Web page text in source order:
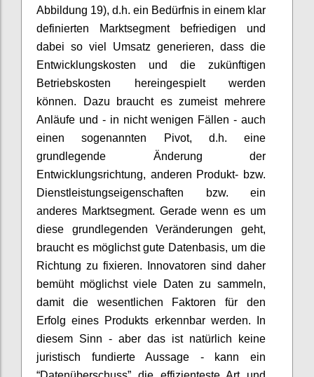
Abbildung 19), d.h. ein Bedürfnis in einem klar
definierten Marktsegment befriedigen und
dabei so viel Umsatz generieren, dass die
Entwicklungskosten und die zukünftigen
Betriebskosten hereingespielt werden
können. Dazu braucht es zumeist mehrere
Anläufe und - in nicht wenigen Fällen - auch
einen sogenannten Pivot, d.h. eine
grundlegende Änderung der
Entwicklungsrichtung, anderen Produkt- bzw.
Dienstleistungseigenschaften bzw. ein
anderes Marktsegment. Gerade wenn es um
diese grundlegenden Veränderungen geht,
braucht es möglichst gute Datenbasis, um die
Richtung zu fixieren. Innovatoren sind daher
bemüht möglichst viele Daten zu sammeln,
damit die wesentlichen Faktoren für den
Erfolg eines Produkts erkennbar werden. In
diesem Sinn - aber das ist natürlich keine
juristisch fundierte Aussage - kann ein